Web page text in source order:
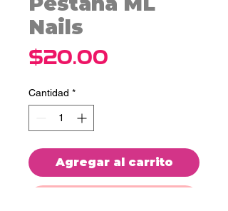
Nails
$20.00
Cantidad *
Agregar al carrito